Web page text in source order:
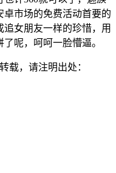
市场的免费活动首要的
女朋友一样的珍惜，用
呢，呵呵一脸懵逼。
载，请注明出处：